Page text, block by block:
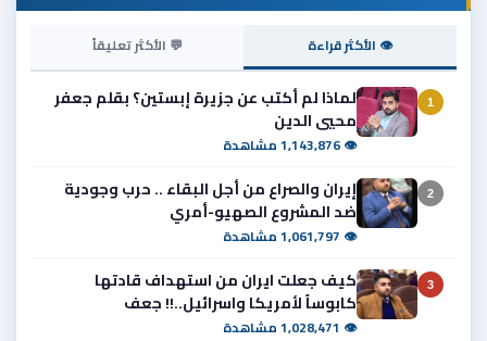
👁 الأكثر قراءة 💬 الأكثر تعليقاً
1
لماذا لم أكتب عن جزيرة إبستين؟ بقلم جعفر
محيي الدين
👁 1,143,876 مشاهدة
2
إيران والصراع من أجل البقاء .. حرب وجودية
ضد المشروع الصهيو-أمري
👁 1,061,797 مشاهدة
3
كيف جعلت ايران من استهداف قادتها
كابوساً لأمريكا واسرائيل..!! جعف
👁 1,028,471 مشاهدة